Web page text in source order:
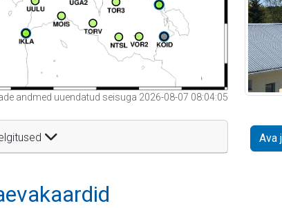
andmed uuendatud seisuga 2026-08-07 08:04:05
Ava